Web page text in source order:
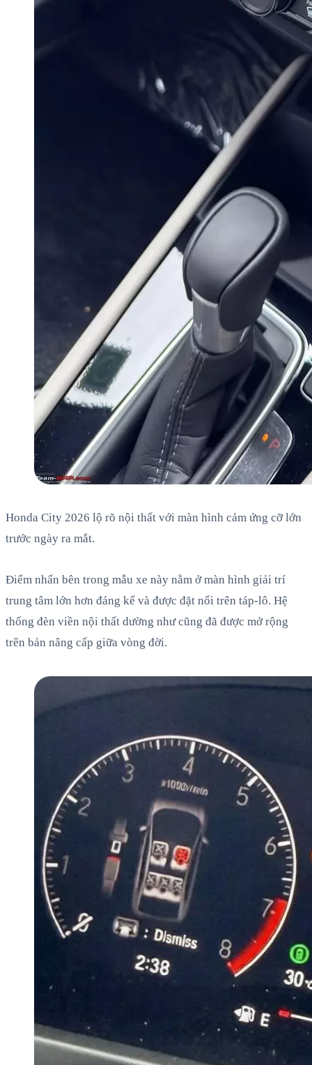
Honda City 2026 lộ rõ nội thất với màn hình cảm ứng cỡ lớn
trước ngày ra mắt.
Điểm nhấn bên trong mẫu xe này nằm ở màn hình giải trí
trung tâm lớn hơn đáng kể và được đặt nổi trên táp-lô. Hệ
thống đèn viền nội thất dường như cũng đã được mở rộng
trên bản nâng cấp giữa vòng đời.